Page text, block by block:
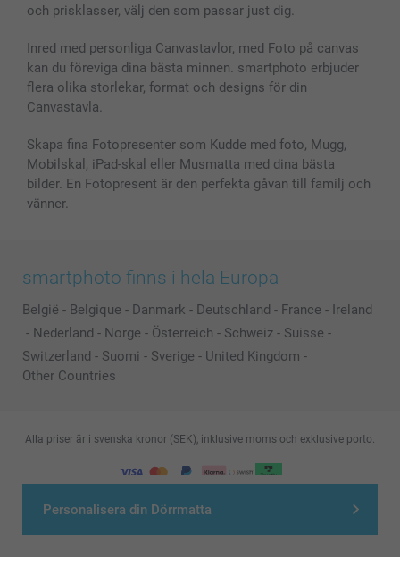
Personalisera din Dörrmatta
och prisklasser, välj den som passar just dig.
Inred med personliga Canvastavlor, med Foto på canvas
kan du föreviga dina bästa minnen. smartphoto erbjuder
flera olika storlekar, format och designs för din
Canvastavla.
Skapa fina Fotopresenter som Kudde med foto, Mugg,
Mobilskal, iPad-skal eller Musmatta med dina bästa
bilder. En Fotopresent är den perfekta gåvan till familj och
vänner.
smartphoto finns i hela Europa
België - Belgique - Danmark - Deutschland - France - Ireland
- Nederland - Norge - Österreich - Schweiz - Suisse -
Switzerland - Suomi - Sverige - United Kingdom -
Other Countries
© smartphoto group. All rights reserved
Alla priser är i svenska kronor (SEK), inklusive moms och exklusive porto.